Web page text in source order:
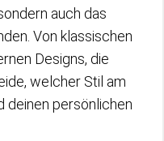
auch das
Von klassischen
Designs, die
welcher Stil am
deinen persönlichen